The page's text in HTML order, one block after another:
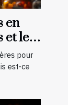
en
pour
est-ce